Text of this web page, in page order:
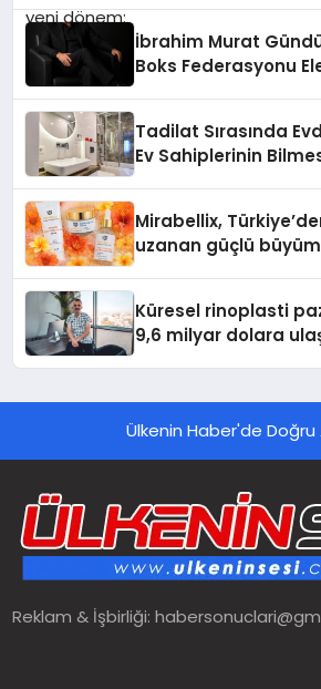
İbrahim Murat
Boks Federasyonu
Tadilat Sırasında
Ev Sahiplerinin
Mirabellix,
uzanan güçlü
Küresel rinoplasti
9,6 milyar dolara
Ülkenin Haber'de Doğru
Reklam & İşbirliği: